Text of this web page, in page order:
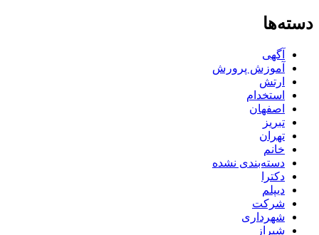
دسته‌ها
آگهی
آموزش پرورش
ارتش
استخدام
اصفهان
تبریز
تهران
خانم
دسته‌بندی نشده
دکترا
دیپلم
شرکت
شهرداری
شیراز